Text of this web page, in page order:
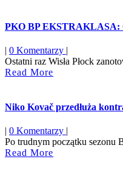
PKO BP EKSTRAKLASA:
| 0 Komentarzy |
Ostatni raz Wisła Płock
Read More
Niko Kovač przedłuża
| 0 Komentarzy |
Po trudnym początku sezonu
Read More